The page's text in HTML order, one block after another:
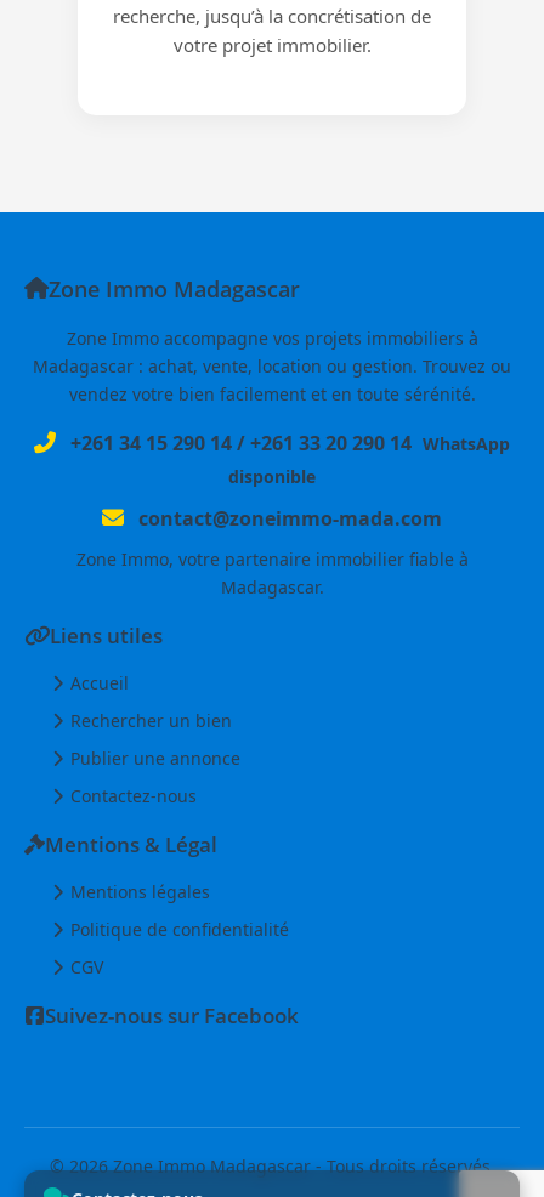
recherche, jusqu’à la concrétisation de
votre projet immobilier.
Zone Immo Madagascar
Zone Immo accompagne vos projets immobiliers à
Madagascar : achat, vente, location ou gestion. Trouvez ou
vendez votre bien facilement et en toute sérénité.
+261 34 15 290 14/+261 33 20 290 14 WhatsApp
disponible
contact@zoneimmo-mada.com
Zone Immo, votre partenaire immobilier fiable à
Madagascar.
Liens utiles
Accueil
Rechercher un bien
Publier une annonce
Contactez-nous
Mentions & Légal
Mentions légales
Politique de confidentialité
CGV
Suivez-nous sur Facebook
© 2026 Zone Immo Madagascar - Tous droits réservés.